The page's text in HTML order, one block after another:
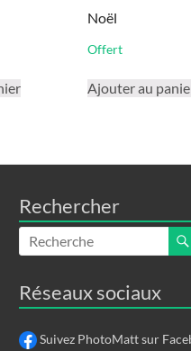
Noël
Offert
Ajouter au
Rechercher
Réseaux sociaux
Suivez PhotoMatt sur